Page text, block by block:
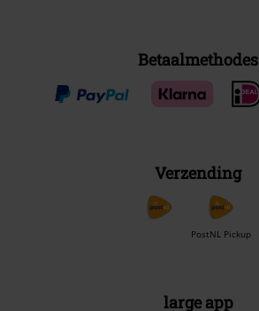
Betaalmethodes
Verzending
PostNL Pickup
large app